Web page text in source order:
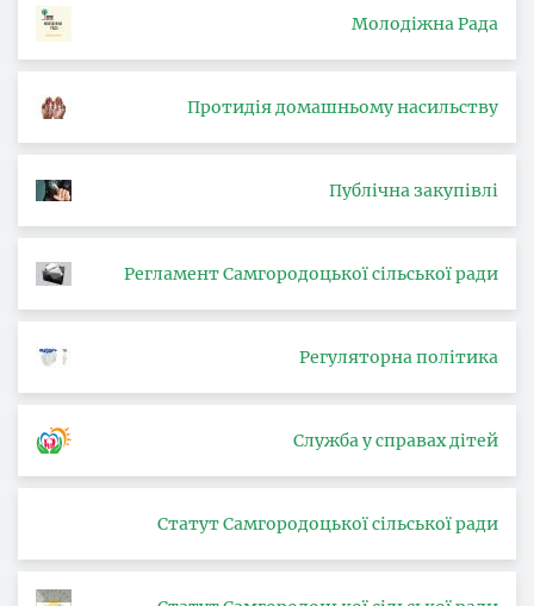
Молодіжна Рада
Протидія домашньому насильству
Публічна закупівлі
Регламент Самгородоцької сільської ради
Регуляторна політика
Служба у справах дітей
Статут Самгородоцької сільської ради